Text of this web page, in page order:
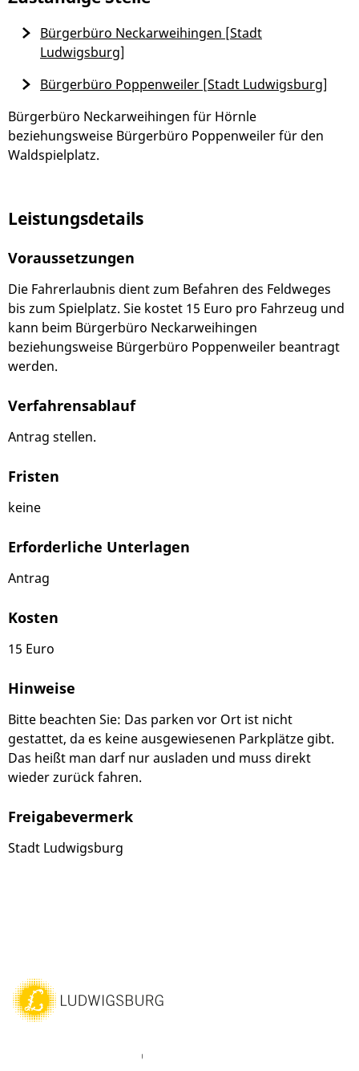
Bürgerbüro Neckarweihingen für Hörnle
beziehungsweise Bürgerbüro Poppenweiler für den
Waldspielplatz.
Bürgerbüro Neckarweihingen [Stadt
Ludwigsburg]
Bürgerbüro Poppenweiler [Stadt Ludwigsburg]
Leistungsdetails
Voraussetzungen
Die Fahrerlaubnis dient zum Befahren des Feldweges
bis zum Spielplatz. Sie kostet 15 Euro pro Fahrzeug und
kann beim Bürgerbüro Neckarweihingen
beziehungsweise Bürgerbüro Poppenweiler beantragt
werden.
Verfahrensablauf
Antrag stellen.
Fristen
keine
Erforderliche Unterlagen
Antrag
Kosten
15 Euro
Hinweise
Bitte beachten Sie: Das parken vor Ort ist nicht
gestattet, da es keine ausgewiesenen Parkplätze gibt.
Das heißt man darf nur ausladen und muss direkt
wieder zurück fahren.
Freigabevermerk
Stadt Ludwigsburg
LinkedIn